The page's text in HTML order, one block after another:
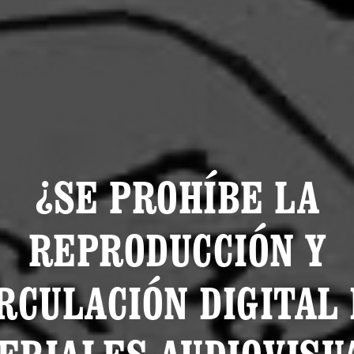
¿SE PROHÍBE LA
REPRODUCCIÓN Y
DIGITAL